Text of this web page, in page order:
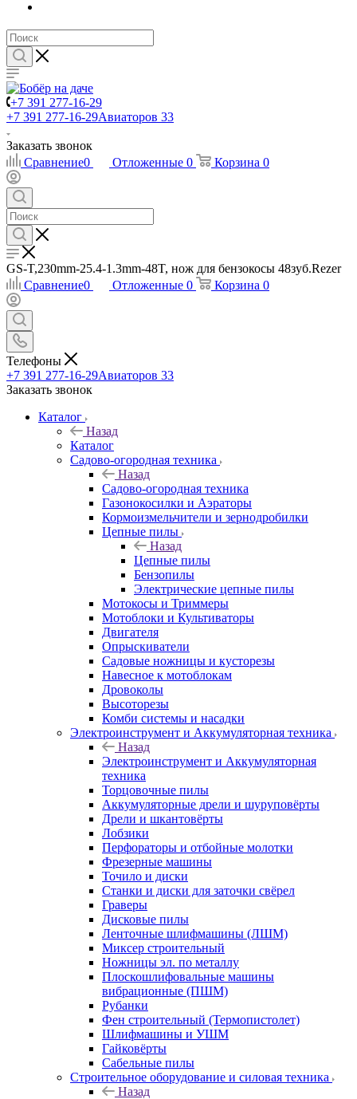
+7 391 277-16-29
+7 391 277-16-29Авиаторов 33
Заказать звонок
Сравнение0 Отложенные 0 Корзина 0
GS-T,230mm-25.4-1.3mm-48T, нож для бензокосы 48зуб.Rezer
Сравнение0 Отложенные 0 Корзина 0
Телефоны
+7 391 277-16-29Авиаторов 33
Заказать звонок
Каталог
Назад
Каталог
Садово-огородная техника
Назад
Садово-огородная техника
Газонокосилки и Аэраторы
Кормоизмельчители и зернодробилки
Цепные пилы
Назад
Цепные пилы
Бензопилы
Электрические цепные пилы
Мотокосы и Триммеры
Мотоблоки и Культиваторы
Двигателя
Опрыскиватели
Садовые ножницы и кусторезы
Навесное к мотоблокам
Дровоколы
Высоторезы
Комби системы и насадки
Электроинструмент и Аккумуляторная техника
Назад
Электроинструмент и Аккумуляторная
техника
Торцовочные пилы
Аккумуляторные дрели и шуруповёрты
Дрели и шкантовёрты
Лобзики
Перфораторы и отбойные молотки
Фрезерные машины
Точило и диски
Станки и диски для заточки свёрел
Граверы
Дисковые пилы
Ленточные шлифмашины (ЛШМ)
Миксер строительный
Ножницы эл. по металлу
Плоскошлифовальные машины
вибрационные (ПШМ)
Рубанки
Фен строительный (Термопистолет)
Шлифмашины и УШМ
Гайковёрты
Сабельные пилы
Строительное оборудование и силовая техника
Назад